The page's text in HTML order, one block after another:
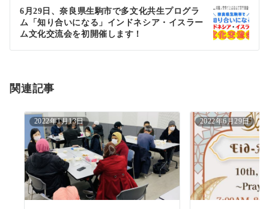
ゲ
ー
シ
ン
6月29日、奈良県生駒市で多文化共生プログラ
ム「知り合いになる」インドネシア・イスラー
ム文化交流会を初開催します！
関連記事
2022年1月13日 2022年6月29日